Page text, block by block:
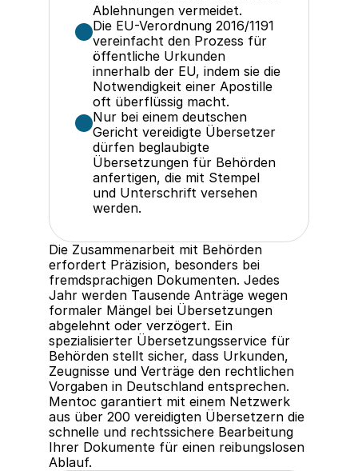
Ablehnungen vermeidet.
Die EU-Verordnung 2016/1191
vereinfacht den Prozess für
öffentliche Urkunden
innerhalb der EU, indem sie die
Notwendigkeit einer Apostille
oft überflüssig macht.
Nur bei einem deutschen
Gericht vereidigte Übersetzer
dürfen beglaubigte
Übersetzungen für Behörden
anfertigen, die mit Stempel
und Unterschrift versehen
werden.
Die Zusammenarbeit mit Behörden
erfordert Präzision, besonders bei
fremdsprachigen Dokumenten. Jedes
Jahr werden Tausende Anträge wegen
formaler Mängel bei Übersetzungen
abgelehnt oder verzögert. Ein
spezialisierter Übersetzungsservice für
Behörden stellt sicher, dass Urkunden,
Zeugnisse und Verträge den rechtlichen
Vorgaben in Deutschland entsprechen.
Mentoc garantiert mit einem Netzwerk
aus über 200 vereidigten Übersetzern die
schnelle und rechtssichere Bearbeitung
Ihrer Dokumente für einen reibungslosen
Ablauf.